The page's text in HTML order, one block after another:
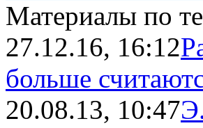
Материалы по
27.12.16, 16:12
больше
20.08.13, 10:47